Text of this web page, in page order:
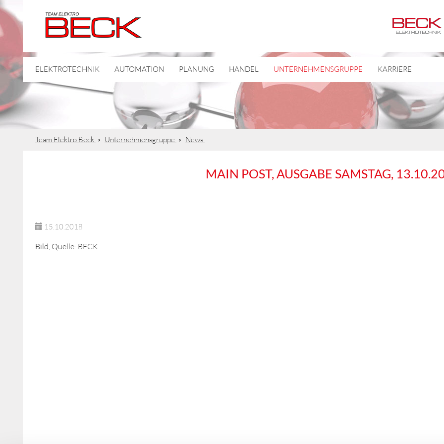
ELEKTROTECHNIK AUTOMATION PLANUNG HANDEL UNTERNEHMENSGRUPPE KARRIERE
Team Elektro Beck Unternehmensgruppe News
MAIN POST, AUSGABE SAMSTAG,
15.10.2018
Bild, Quelle: BECK